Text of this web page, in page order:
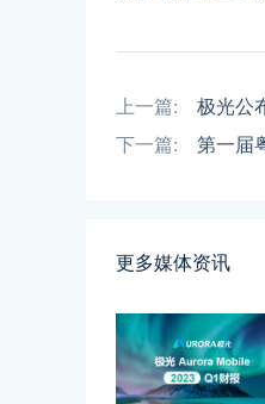
上一篇:
极光公
下一篇:
第一届
更多媒体资讯